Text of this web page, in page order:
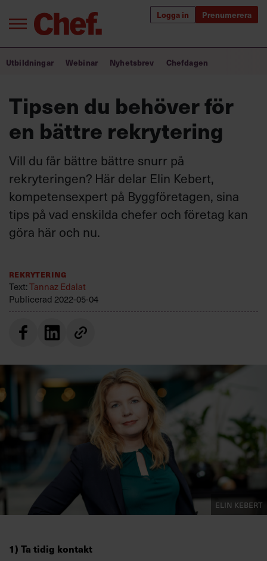
Logga in Prenumerera
Logga in
Prenumerera
Annonsera
Om oss
Villkor och policy för
personuppgiftsbehandling
efter:
Bra ledare förändrar världen
Utbildning för ledare
Chefakademin+
Populära utbildningar
Utbildningar Webinar Nyhetsbrev Chefdagen
Tipsen du behöver för
en bättre rekrytering
Vill du får bättre bättre snurr på
rekryteringen? Här delar Elin Kebert,
kompetensexpert på Byggföretagen, sina
tips på vad enskilda chefer och företag kan
göra här och nu.
Rekrytering
Text:Tannaz Edalat
Publicerad 2022-05-04
Elin Kebert
1) Ta tidig kontakt